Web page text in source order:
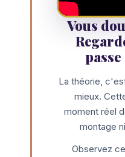
Vous
La théorie,
mieux.
moment réel
montage
Observez